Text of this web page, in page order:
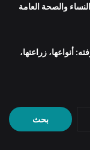
والصحة العامة
أنواعها، زراعتها،
البحث
عن: